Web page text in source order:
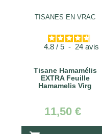
TISANES EN VRAC
4.8 / 5 - 24 avis
Tisane Hamamélis
EXTRA Feuille
Hamamelis Virg
11,50 €